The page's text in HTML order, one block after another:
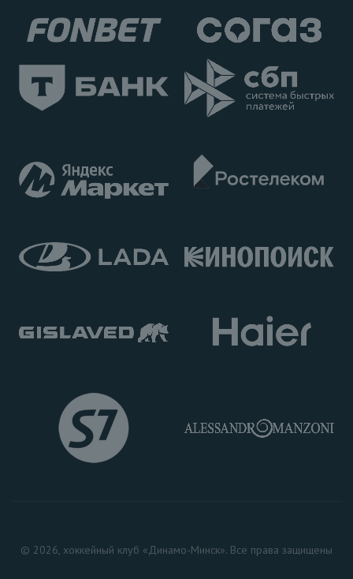
© 2026, хоккейный клуб «Динамо-Минск». Все права защищены